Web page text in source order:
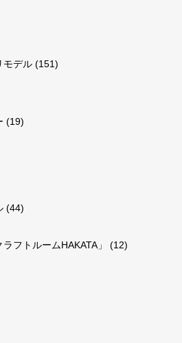
モデル (151)
(19)
(44)
フトルームHAKATA」 (12)